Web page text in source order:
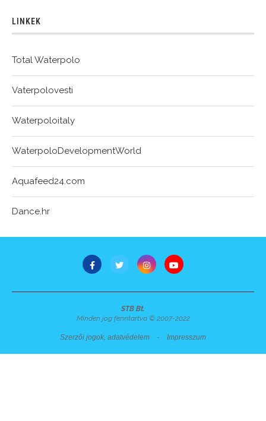
LINKEK
Total Waterpolo
Vaterpolovesti
Waterpoloitaly
WaterpoloDevelopmentWorld
Aquafeed24.com
Dance.hr
STB Bt.
Minden jog fenntartva © 2007-2022
Szerzői jogok, adatvédelem - Impresszum